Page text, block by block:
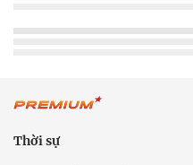
Thời sự